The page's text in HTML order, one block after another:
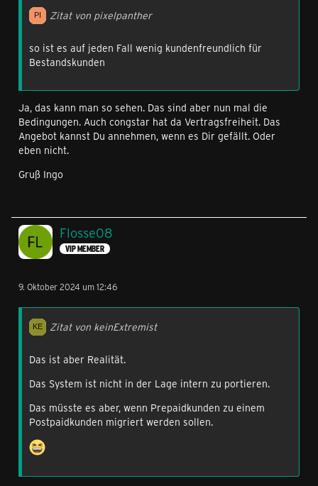
Zitat von pixelpanther
so ist es auf jeden Fall wenig kundenfreundlich für
Bestandskunden
Ja, das kann man so sehen. Das sind aber nun mal die
Bedingungen. Auch congstar hat da Vertragsfreiheit. Das
Angebot kannst Du annehmen, wenn es Dir gefällt. Oder
eben nicht.
Gruß Ingo
Flosse08
VIP MEMBER
9. Oktober 2024 um 12:46
Zitat von keinExtremist
Das ist aber Realität.
Das System ist nicht in der Lage intern zu portieren.
Das müsste es aber, wenn Prepaidkunden zu einem
Postpaidkunden migriert werden sollen.